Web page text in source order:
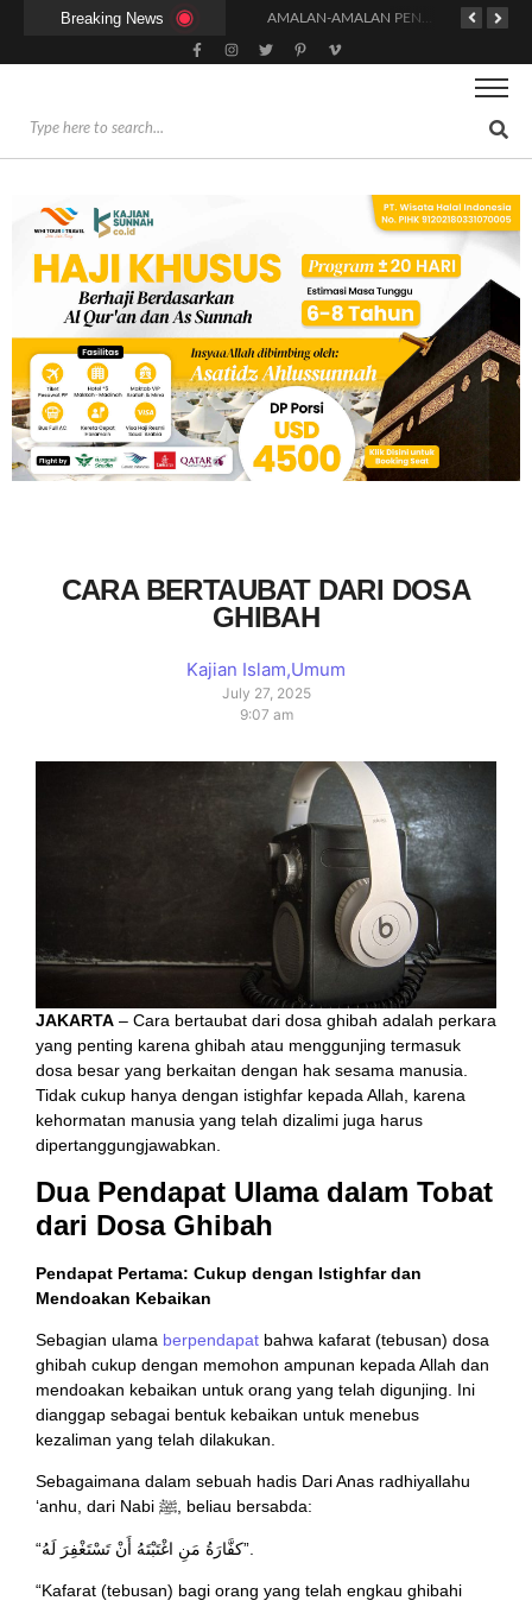
Breaking News
CARA BERTAUBAT DARI DOSA
GHIBAH
Kajian Islam,Umum
July 27, 2025
9:07 am
JAKARTA – Cara bertaubat dari dosa ghibah adalah perkara
yang penting karena ghibah atau menggunjing termasuk
dosa besar yang berkaitan dengan hak sesama manusia.
Tidak cukup hanya dengan istighfar kepada Allah, karena
kehormatan manusia yang telah dizalimi juga harus
dipertanggungjawabkan.
Dua Pendapat Ulama dalam Tobat
dari Dosa Ghibah
Pendapat Pertama: Cukup dengan Istighfar dan
Mendoakan Kebaikan
Sebagian ulama berpendapat bahwa kafarat (tebusan) dosa
ghibah cukup dengan memohon ampunan kepada Allah dan
mendoakan kebaikan untuk orang yang telah digunjing. Ini
dianggap sebagai bentuk kebaikan untuk menebus
kezaliman yang telah dilakukan.
Sebagaimana dalam sebuah hadis Dari Anas radhiyallahu
‘anhu, dari Nabi ﷺ, beliau bersabda:
“كفَّارَةُ مَنِ اغْتَبْتَهُ أَنْ تَسْتَغْفِرَ لَهُ”.
“Kafarat (tebusan) bagi orang yang telah engkau ghibahi